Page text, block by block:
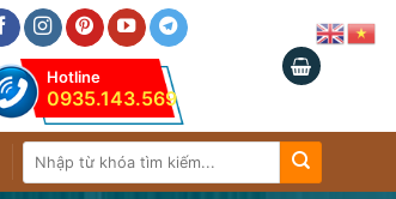
Hotline
0935.143.569
kiếm: